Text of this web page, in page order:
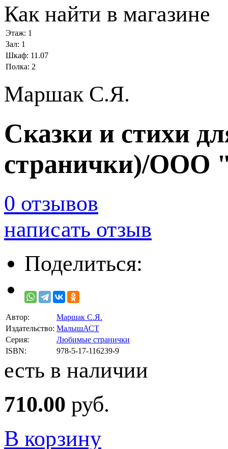
Как найти в магазине
Этаж: 1
Зал: 1
Шкаф: 11.07
Полка: 2
Маршак С.Я.
Сказки и стихи
странички)/ООО
0 отзывов
написать отзыв
Поделиться:
Автор:
Маршак С.Я.
Издательство: МалышАСТ
Серия:
Любимые странички
ISBN:
978-5-17-116239-9
есть в наличии
710.00 руб.
В корзину